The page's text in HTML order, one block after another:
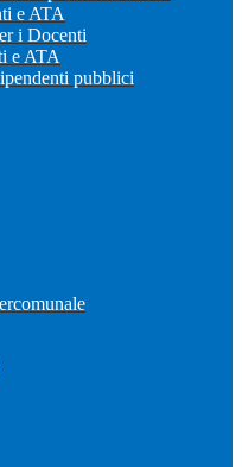
e ATA
i Docenti
e ATA
pubblici